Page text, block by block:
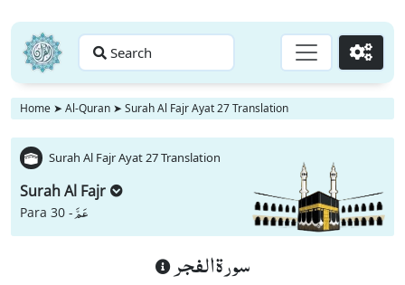
Search Go
Home ➤ Al-Quran ➤ Surah Al Fajr Ayat 27 Translation
Surah Al Fajr Ayat 27 Translation
Surah Al Fajr
Para 30 -عَمَّ
سورة الفجر